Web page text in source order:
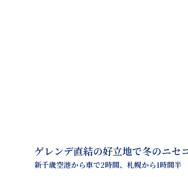
ゲレンデ直結の好立地で冬のニセ
新千歳空港から車で2時間、札幌から1時間半